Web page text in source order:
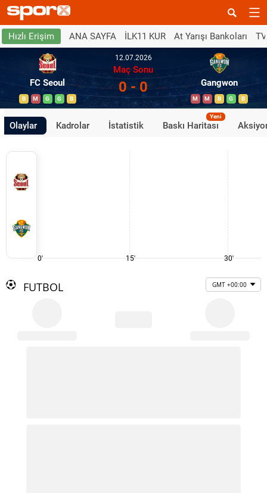
Hızlı Erişim ANA SAYFA İLK11 KUR At Yarışı Bankoları
FC Seoul
B M G G B
12.07.2026
Maç Sonu
0 - 0 Gangwon
M M B G B
Olaylar Kadrolar İstatistik Baskı Haritası
Yeni
0' 15' 30'
FUTBOL GMT +00:00